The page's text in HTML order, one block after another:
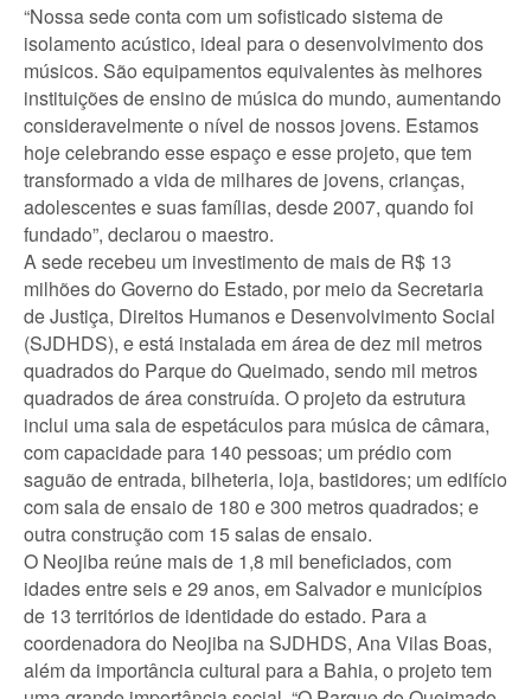
“Nossa sede conta com um sofisticado sistema de
isolamento acústico, ideal para o desenvolvimento dos
músicos. São equipamentos equivalentes às melhores
instituições de ensino de música do mundo, aumentando
consideravelmente o nível de nossos jovens. Estamos
hoje celebrando esse espaço e esse projeto, que tem
transformado a vida de milhares de jovens, crianças,
adolescentes e suas famílias, desde 2007, quando foi
fundado”, declarou o maestro.
A sede recebeu um investimento de mais de R$ 13
milhões do Governo do Estado, por meio da Secretaria
de Justiça, Direitos Humanos e Desenvolvimento Social
(SJDHDS), e está instalada em área de dez mil metros
quadrados do Parque do Queimado, sendo mil metros
quadrados de área construída. O projeto da estrutura
inclui uma sala de espetáculos para música de câmara,
com capacidade para 140 pessoas; um prédio com
saguão de entrada, bilheteria, loja, bastidores; um edifício
com sala de ensaio de 180 e 300 metros quadrados; e
outra construção com 15 salas de ensaio.
O Neojiba reúne mais de 1,8 mil beneficiados, com
idades entre seis e 29 anos, em Salvador e municípios
de 13 territórios de identidade do estado. Para a
coordenadora do Neojiba na SJDHDS, Ana Vilas Boas,
além da importância cultural para a Bahia, o projeto tem